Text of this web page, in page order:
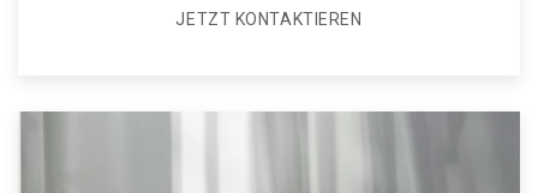
JETZT KONTAKTIEREN